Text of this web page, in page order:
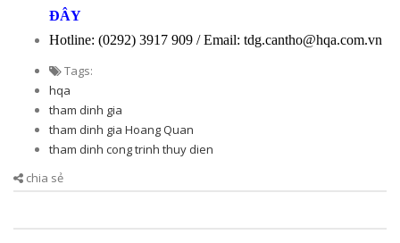
ĐÂY
Hotline: (0292) 3917 909 / Email: tdg.cantho@hqa.com.vn
Tags:
hqa
tham dinh gia
tham dinh gia Hoang Quan
tham dinh cong trinh thuy dien
chia sẻ